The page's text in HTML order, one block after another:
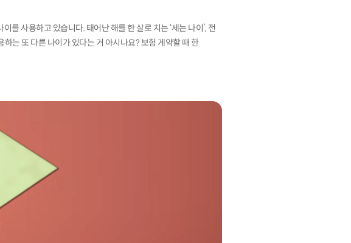
를 사용하고 있습니다. 태어난 해를 한 살로 치는 ‘세는 나이’, 전
하는 또 다른 나이가 있다는 거 아시나요? 보험 계약할 때 한